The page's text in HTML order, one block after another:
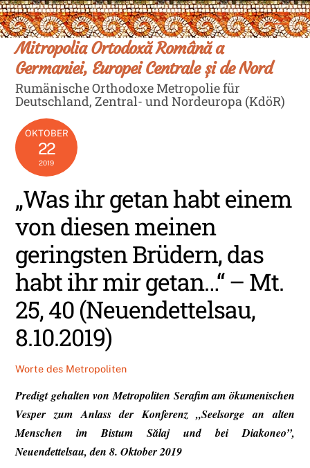
Skip
to
content
Mitropolia Ortodoxă Română a
Germaniei, Europei Centrale și de Nord
Rumänische Orthodoxe Metropolie für
Deutschland, Zentral- und Nordeuropa (KdöR)
OKTOBER
22
2019
„Was ihr getan habt einem
von diesen meinen
geringsten Brüdern, das
habt ihr mir getan…“ – Mt.
25, 40 (Neuendettelsau,
8.10.2019)
Worte des Metropoliten
Predigt gehalten von Metropoliten Serafim am ökumenischen
Vesper zum Anlass der Konferenz „Seelsorge an alten
Menschen im Bistum Sălaj und bei Diakoneo”,
Neuendettelsau, den 8. Oktober 2019